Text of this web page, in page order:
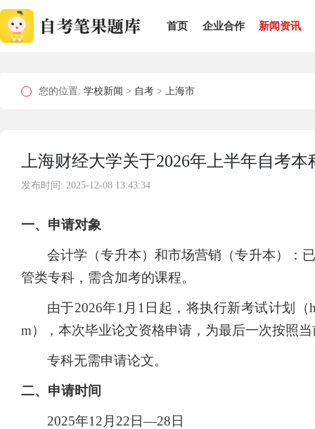
首页 企业合作 新闻资讯
您的位置: 学校新闻 > 自考 > 上海市
上海财经大学关于2026年上半年自考
发布时间: 2025-12-08 13:43:34
一、申请对象
会计学（专升本）和市场营销（专升本）：
管类专科，需含加考的课程。
由于2026年1月1日起，将执行新考试计划（
m），本次毕业论文资格申请，为最后一次按照
专科无需申请论文。
二、申请时间
2025年12月22日—28日